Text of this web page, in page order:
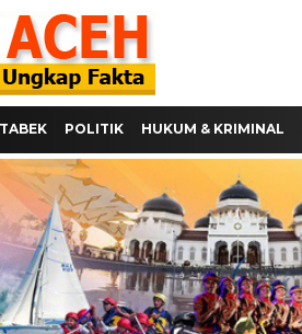
POLITIK HUKUM & KRIMINAL